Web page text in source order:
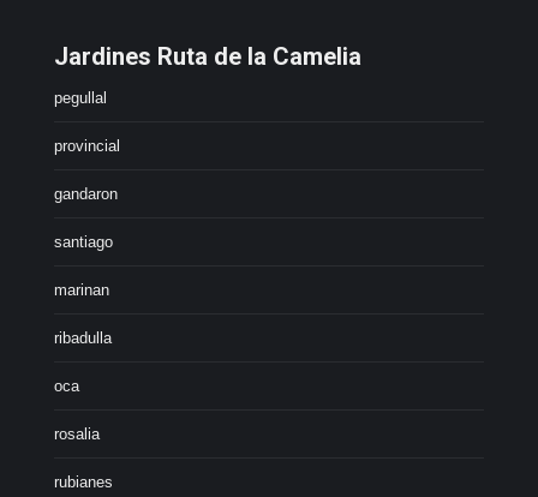
Jardines Ruta de la Camelia
pegullal
provincial
gandaron
santiago
marinan
ribadulla
oca
rosalia
rubianes